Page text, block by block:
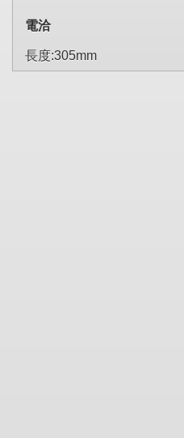
電洽
長度:305mm